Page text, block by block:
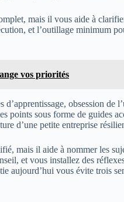
mais il vous aide à
et l’outillage minimum
vos priorités
d’apprentissage, obsession de
points sous forme de guides
d’une petite entreprise
mais il aide à nommer les
et vous installez des
aujourd’hui vous évite trois